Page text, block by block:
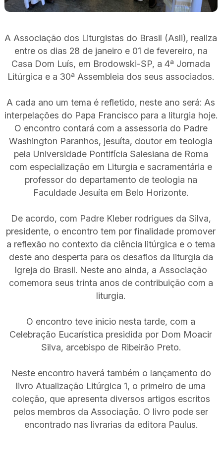
A Associação dos Liturgistas do Brasil (Asli), realiza
entre os dias 28 de janeiro e 01 de fevereiro, na
Casa Dom Luís, em Brodowski-SP, a 4ª Jornada
Litúrgica e a 30ª Assembleia dos seus associados.
A cada ano um tema é refletido, neste ano será: As
interpelações do Papa Francisco para a liturgia hoje.
O encontro contará com a assessoria do Padre
Washington Paranhos, jesuíta, doutor em teologia
pela Universidade Pontifícia Salesiana de Roma
com especialização em Liturgia e sacramentária e
professor do departamento de teologia na
Faculdade Jesuíta em Belo Horizonte.
De acordo, com Padre Kleber rodrigues da Silva,
presidente, o encontro tem por finalidade promover
a reflexão no contexto da ciência litúrgica e o tema
deste ano desperta para os desafios da liturgia da
Igreja do Brasil. Neste ano ainda, a Associação
comemora seus trinta anos de contribuição com a
liturgia.
O encontro teve inicio nesta tarde, com a
Celebração Eucarística presidida por Dom Moacir
Silva, arcebispo de Ribeirão Preto.
Neste encontro haverá também o lançamento do
livro Atualização Litúrgica 1, o primeiro de uma
coleção, que apresenta diversos artigos escritos
pelos membros da Associação. O livro pode ser
encontrado nas livrarias da editora Paulus.